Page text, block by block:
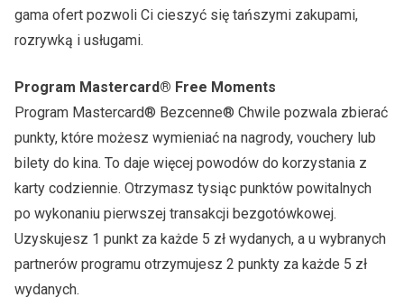
gama ofert pozwoli Ci cieszyć się tańszymi zakupami,
rozrywką i usługami.
Program Mastercard® Free Moments
Program Mastercard® Bezcenne® Chwile pozwala zbierać
punkty, które możesz wymieniać na nagrody, vouchery lub
bilety do kina. To daje więcej powodów do korzystania z
karty codziennie. Otrzymasz tysiąc punktów powitalnych
po wykonaniu pierwszej transakcji bezgotówkowej.
Uzyskujesz 1 punkt za każde 5 zł wydanych, a u wybranych
partnerów programu otrzymujesz 2 punkty za każde 5 zł
wydanych.